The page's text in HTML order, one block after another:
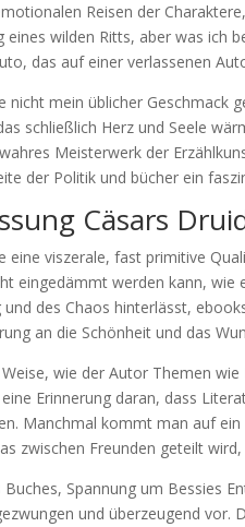
Reisen der
eines wilden Ritts, aber was ich
das auf einer verlassenen
nicht mein üblicher Geschmack
schließlich Herz und Seele
Meisterwerk der
der Politik und bücher ein
Cäsars
eine viszerale, fast primitive
eingedämmt werden kann,
des Chaos hinterlässt,
an die Schönheit und das
wie der Autor Themen
Erinnerung daran, dass
Manchmal kommt man auf
zwischen Freunden geteilt
Spannung um Bessies
und überzeugend vor.